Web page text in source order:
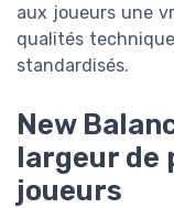
aux joueurs une
qualités
standardisés.
New
largeur de
joueurs